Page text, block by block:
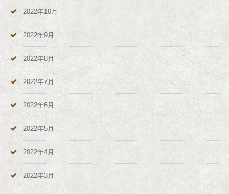
2022年10月
2022年9月
2022年8月
2022年7月
2022年6月
2022年5月
2022年4月
2022年3月